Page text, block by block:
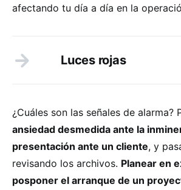
afectando tu día a día en la
Luces rojas
¿Cuáles son las señales de alarma?
ansiedad desmedida ante la
presentación ante un cliente, y
revisando los archivos. Planear en
posponer el arranque de un